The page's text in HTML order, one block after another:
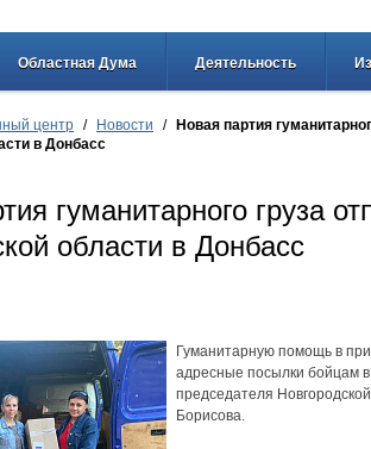
Областная Дума Деятельность
центр / Новости /
Новая партия
в Донбасс
гуманитарного груза
области в Донбасс
Гуманитарную помощь в
адресные посылки бойцам
председателя
Борисова.